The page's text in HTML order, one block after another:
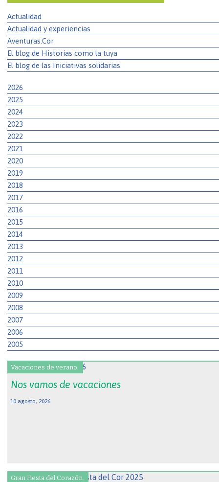
Actualidad
Actualidad y experiencias
Aventuras.Cor
El blog de Historias como la tuya
El blog de las Iniciativas solidarias
2026
2025
2024
2023
2022
2021
2020
2019
2018
2017
2016
2015
2014
2013
2012
2011
2010
2009
2008
2007
2006
2005
Vacaciones de verano.
Nos vamos de vacaciones
10 agosto, 2026
Gran Fiesta del Corazón.